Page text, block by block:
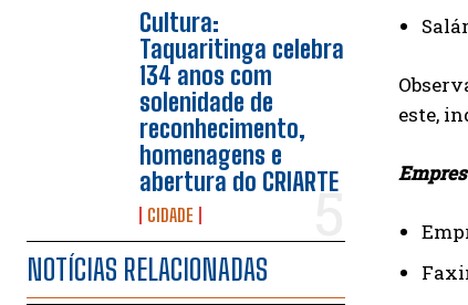
Cultura:
Taquaritinga celebra
134 anos com
solenidade de
reconhecimento,
homenagens e
abertura do CRIARTE
CIDADE
NOTÍCIAS RELACIONADAS
este,